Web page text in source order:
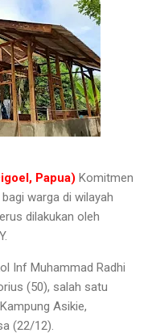
Papua) Komitmen
warga di wilayah
dilakukan oleh
Inf Muhammad Radhi
(50), salah satu
Asikie,
(22/12).